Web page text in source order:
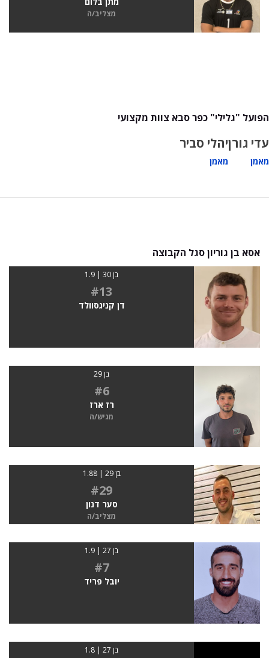
מצליב/ה
הפועל "גלילי" כפר סבא צוות מקצועי
עדי גורן
מאמן
יהלי סביר
מאמן
אסא בן גוריון סגל הקבוצה
בן 30 | 1.9
#13
דן קניגסוולד
בן 29
#6
רז ארז
מגיש/ה
בן 29 | 1.88
#29
סער דנון
מצליב/ה
בן 27 | 1.9
#7
יובל פריד
בן 27 | 1.8